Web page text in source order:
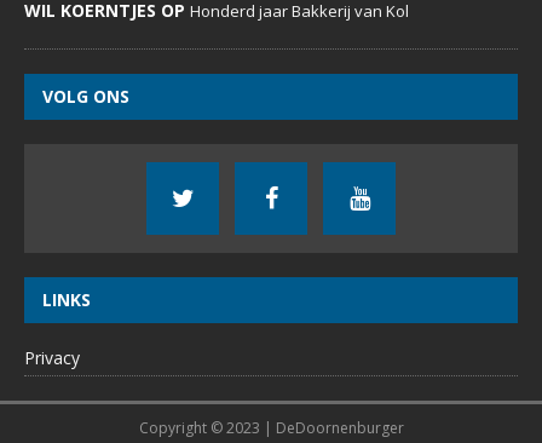
WIL KOERNTJES OP Honderd jaar Bakkerij van Kol
VOLG ONS
LINKS
Privacy
Copyright © 2023 | DeDoornenburger